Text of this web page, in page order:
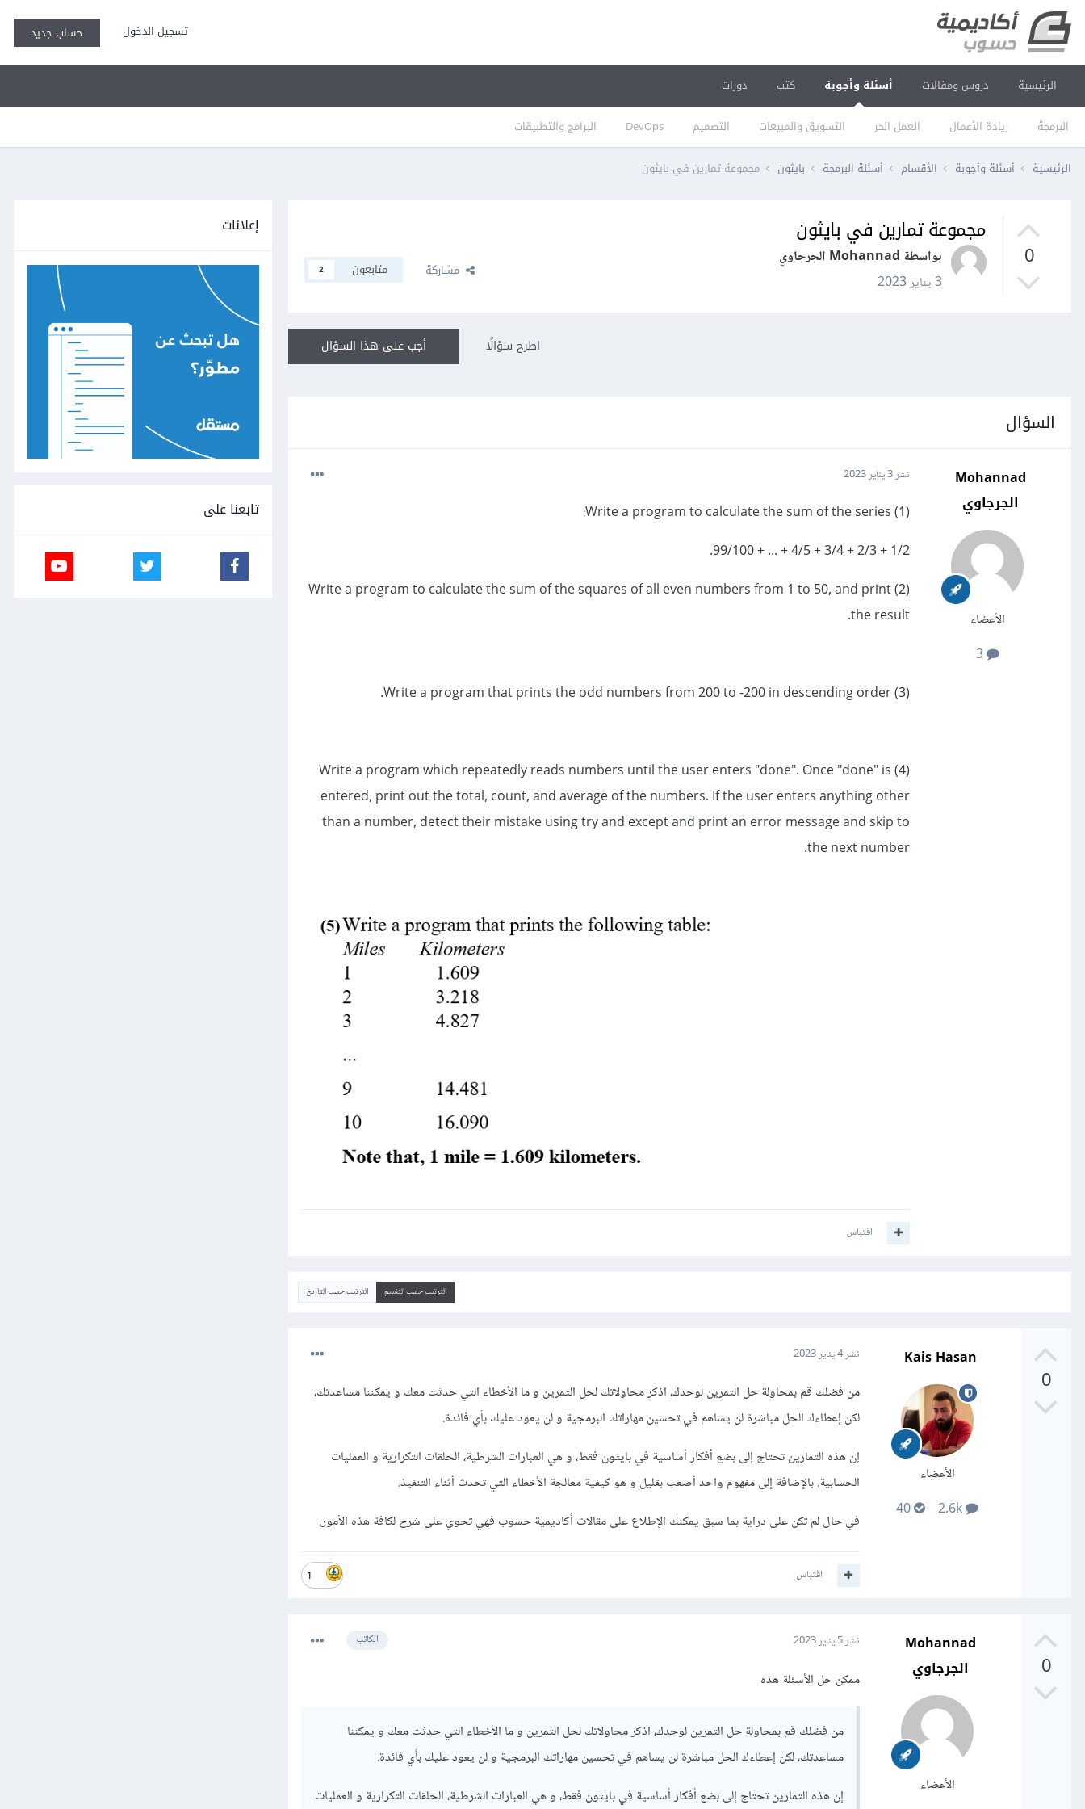
تسجيل الدخول حساب جديد
الرئيسية دروس ومقالات أسئلة وأجوبة
البرمجة ريادة الأعمال العمل الحر التسويق والمبيعات التصميم DevOps البرامج والتطبيقات
كتب دورات
الرئيسية أسئلة وأجوبة الأقسام أسئلة البرمجة بايثون مجموعة تمارين في بايثون
0
مجموعة تمارين في بايثون
بواسطة Mohannad الجرجاوي
3 يناير 2023
مشاركة متابعون 2
أجب على هذا السؤال اطرح سؤالًا
السؤال
Mohannad
الجرجاوي
الأعضاء
3
نشر3 يناير 2023
(1) Write a program to calculate the sum of the series:
1/2 + 2/3 + 3/4 + 4/5 + ... + 99/100.
(2) Write a program to calculate the sum of the squares of all even numbers from 1 to 50, and print
the result.
(3) Write a program that prints the odd numbers from 200 to -200 in descending order.
(4) Write a program which repeatedly reads numbers until the user enters "done". Once "done" is
entered, print out the total, count, and average of the numbers. If the user enters anything other
than a number, detect their mistake using try and except and print an error message and skip to
the next number.
اقتباس
الترتيب حسب التقييم الترتيب حسب التاريخ
0
Kais Hasan
الأعضاء
نشر4 يناير 2023
من فضلك قم بمحاولة حل التمرين لوحدك، اذكر محاولاتك لحل التمرين و ما الأخطاء التي حدثت معك و يمكننا مساعدتك،
لكن إعطاءك الحل مباشرة لن يساهم في تحسين مهاراتك البرمجية و لن يعود عليك بأي فائدة.
إن هذه التمارين تحتاج إلى بضع أفكار أساسية في بايثون فقط، و هي العبارات الشرطية، الحلقات التكرارية و العمليات
الحسابية. بالإضافة إلى مفهوم واحد أصعب بقليل و هو كيفية معالجة الأخطاء التي تحدث أثناء التنفيذ.
في حال لم تكن على دراية بما سبق يمكنك الإطلاع على مقالات أكاديمية حسوب فهي تحوي على شرح لكافة هذه الأمور.
1 اقتباس
0
Mohannad
الجرجاوي
الأعضاء
الكاتب نشر5 يناير 2023
ممكن حل الأسئلة هذه
من فضلك قم بمحاولة حل التمرين لوحدك، اذكر محاولاتك لحل التمرين و ما الأخطاء التي حدثت معك و يمكننا
مساعدتك، لكن إعطاءك الحل مباشرة لن يساهم في تحسين مهاراتك البرمجية و لن يعود عليك بأي فائدة.
إن هذه التمارين تحتاج إلى بضع أفكار أساسية في بايثون فقط، و هي العبارات الشرطية، الحلقات التكرارية و العمليات
إعلانات
تابعنا على